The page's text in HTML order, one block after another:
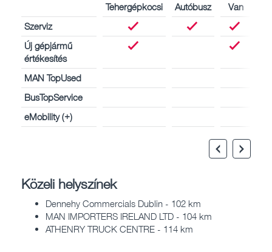
Tehergépkocsi Autóbusz
Van
Szerviz
Új gépjármű
értékesítés
MAN TopUsed
BusTopService
eMobility (+)
Közeli helyszínek
Dennehy Commercials Dublin - 102 km
MAN IMPORTERS IRELAND LTD - 104 km
ATHENRY TRUCK CENTRE - 114 km